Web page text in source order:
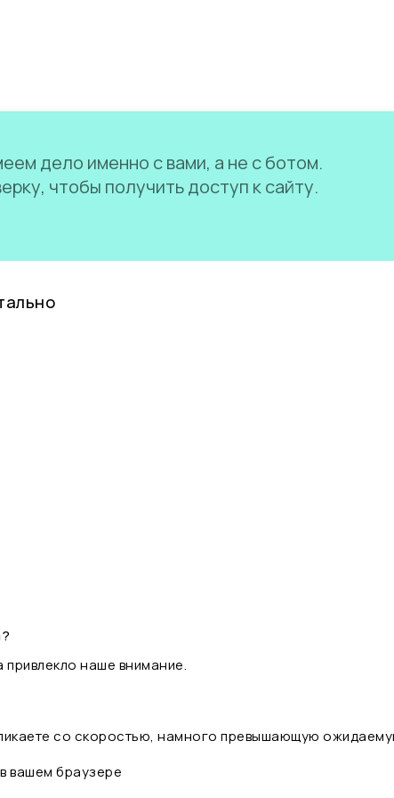
дело именно с вами, а не с ботом.
чтобы получить доступ к сайту.
наше внимание.
со скоростью, намного превышающую
вашем браузере